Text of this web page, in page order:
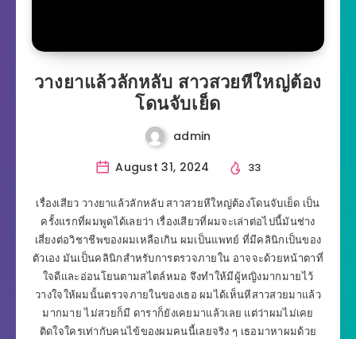
วางยาแล้วลักหลับ สาวสวยหีใหญ่ต้อง
โดนจับเย็ด
admin
August 31, 2024
33
เรื่องเสียว วางยาแล้วลักหลับ สาวสวยหีใหญ่ต้องโดนจับเย็ด เป็น
ครั้งแรกที่ผมพูดได้เลยว่า เรื่องเสียวที่ผมจะเล่าต่อไปนี้มันช่าง
เสี่ยงต่อวิชาชีพของผมเหลือเกิน ผมเป็นแพทย์ ที่มีคลินิกเป็นของ
ตัวเอง มันเป็นคลินิกสำหรับการตรวจภายใน อาจจะด้วยหน้าตาที่
ใจดีและอ่อนโยนตามสไตล์หมอ จึงทำให้มีผู้หญิงมากมายไว้
วางใจให้ผมนั้นตรวจภายในของเธอ ผมได้เห็นหีสาวสวยมาแล้ว
มากมาย ไม่สวยก็มี ดาราก็ยังเคยมาแล้วเลย แต่ว่าผมไม่เคย
ติดใจใครเท่ากับคนไข้ของผมคนนี้เลยจริง ๆ เธอมาหาผมด้วย